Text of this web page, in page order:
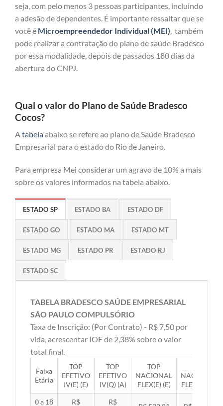
seja, com pelo menos 3 pessoas participantes, incluindo
a adesão de dependentes. É importante ressaltar que se
você é Microempreendedor Individual (MEI), também
pode realizar a contratação do plano de saúde Bradesco
por essa modalidade, depois de passados 180 dias da
abertura do CNPJ.
Qual o valor do Plano de Saúde Bradesco
Cocos?
Atabelaabaixo se refere ao plano de Saúde Bradesco
Empresarial para o estado do Rio de Janeiro.
Para empresa Mei considerar um agravo de 10% a mais
sobre os valores informados na tabela abaixo.
ESTADO SP ESTADO BA ESTADO DF
ESTADO GO ESTADO MA ESTADO MT
ESTADO MG ESTADO PR ESTADO RJ
ESTADO SC
TABELA BRADESCO SAÚDE EMPRESARIAL
SÃO PAULO COMPULSÓRIO
Taxa de Inscrição: (Por Contrato) - R$ 7,50 por
vida, acrescentar IOF de 2,38% sobre o valor
total final.
Faixa
Etária
TOP
EFETIVO
IV(E) (E)
TOP
EFETIVO
IV(Q) (A)
TOP
NACIONAL
FLEX(E) (E)
NACIONAL
FLEX(Q) (A)
0 a 18 R$ R$